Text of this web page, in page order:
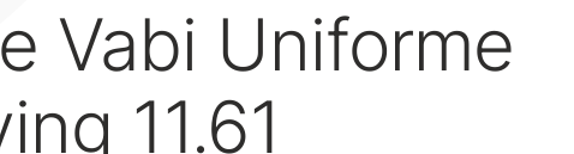
Vabi Uniforme
11.61